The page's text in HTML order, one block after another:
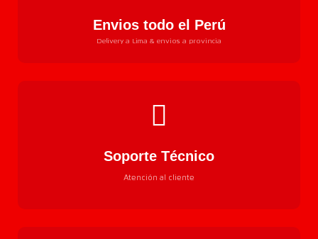
Envios todo el Perú
Delivery a Lima & envios a provincia
Soporte Técnico
Atención al cliente